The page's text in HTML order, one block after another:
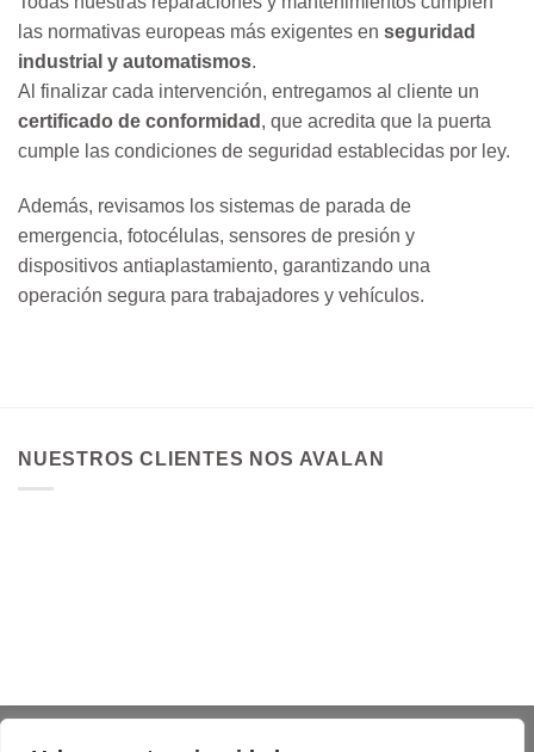
las normativas europeas más exigentes en seguridad
industrial y automatismos.
Al finalizar cada intervención, entregamos al cliente un
certificado de conformidad , que acredita que la puerta
cumple las condiciones de seguridad establecidas por ley.
Además, revisamos los sistemas de parada de
emergencia, fotocélulas, sensores de presión y
dispositivos antiaplastamiento, garantizando una
operación segura para trabajadores y vehículos.
NUESTROS CLIENTES NOS AVALAN